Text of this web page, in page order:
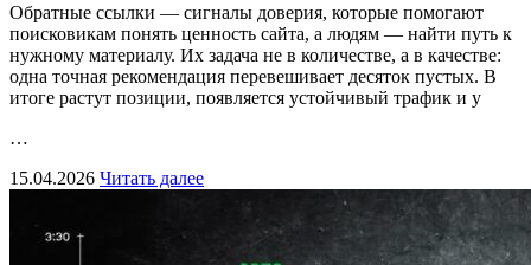
Обратные ссылки — сигналы доверия, которые помогают
поисковикам понять ценность сайта, а людям — найти путь к
нужному материалу. Их задача не в количестве, а в качестве:
одна точная рекомендация перевешивает десяток пустых. В
итоге растут позиции, появляется устойчивый трафик и у
…
15.04.2026 Читать далее